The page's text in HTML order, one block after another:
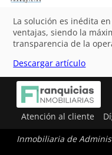
La solución es inédita
ventajas, siendo la
transparencia de la
Descargar artículo
Atención al cliente
Inmobiliaria de